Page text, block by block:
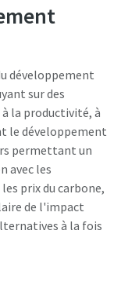
développement
sur des
la productivité, à
le développement
permettant un
avec les
prix du carbone,
de l'impact
à la fois